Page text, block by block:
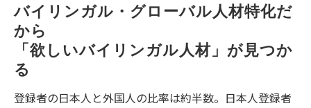
バイリンガル・グローバル人材特化だ
から
「欲しいバイリンガル人材」が見つか
る
登録者の日本人と外国人の比率は約半数。日本人登録者